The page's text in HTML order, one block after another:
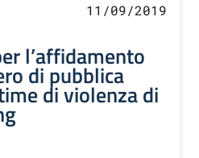
11/09/2019
l’affidamento
di pubblica
di violenza di